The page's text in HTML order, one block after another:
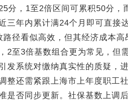
分，1至2倍区间可累积50分
三年内累计满24个月即可直接
看似高效，但其经济成本高
3倍基数组合更为常见，但
发系统对缴纳真实性的质疑，
还需紧跟上海市上年度职工社
是否同步更新。社保基数上调